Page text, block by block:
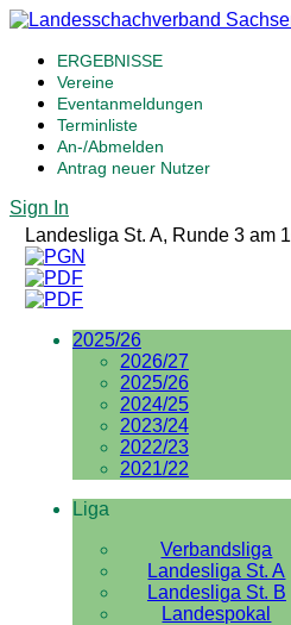
ERGEBNISSE
Vereine
Eventanmeldungen
Terminliste
An-/Abmelden
Antrag neuer Nutzer
Sign In
Landesliga St. A, Runde 3 am
2025/26
2026/27
2025/26
2024/25
2023/24
2022/23
2021/22
Liga
Verbandsliga
Landesliga St. A
Landesliga St. B
Landespokal